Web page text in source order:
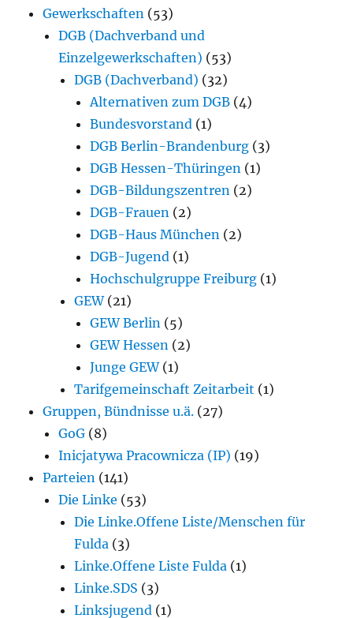
Gewerkschaften (53)
DGB (Dachverband und
Einzelgewerkschaften) (53)
DGB (Dachverband) (32)
Alternativen zum DGB (4)
Bundesvorstand (1)
DGB Berlin-Brandenburg (3)
DGB Hessen-Thüringen (1)
DGB-Bildungszentren (2)
DGB-Frauen (2)
DGB-Haus München (2)
DGB-Jugend (1)
Hochschulgruppe Freiburg (1)
GEW(21)
GEW Berlin (5)
GEW Hessen (2)
Junge GEW(1)
Tarifgemeinschaft Zeitarbeit (1)
Gruppen, Bündnisse u.ä. (27)
GoG (8)
Inicjatywa Pracownicza (IP) (19)
Parteien (141)
Die Linke (53)
Die Linke.Offene Liste/Menschen für
Fulda (3)
Linke.Offene Liste Fulda (1)
Linke.SDS (3)
Linksjugend (1)